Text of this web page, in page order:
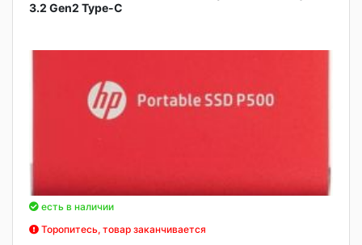
3.2 Gen2 Type-C
есть в наличии
Торопитесь, товар заканчивается